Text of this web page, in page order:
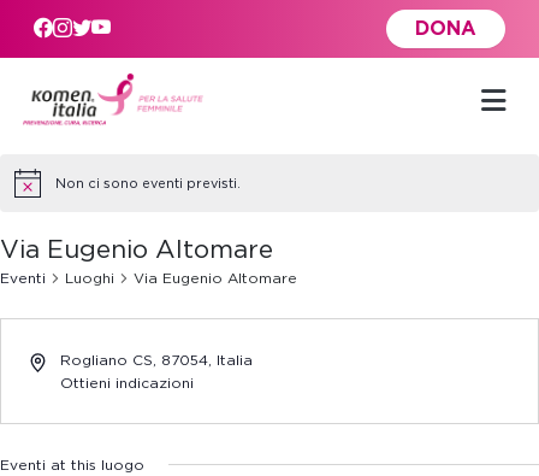
Skip to main content
DONA
Non ci sono eventi previsti.
Via Eugenio Altomare
Eventi Luoghi Via Eugenio Altomare
Rogliano CS, 87054, Italia
Ottieni indicazioni
Eventi at this luogo